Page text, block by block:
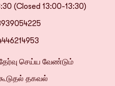
(Closed 13:00-13:30)
செய்ய வேண்டும்
தகவல்